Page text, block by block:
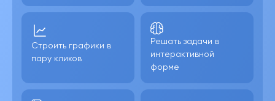
Строить графики в
пару кликов
Решать задачи в
интерактивной
форме